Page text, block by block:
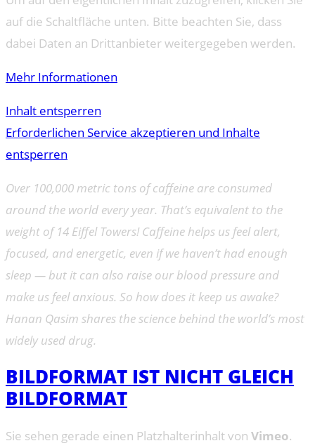
auf die Schaltfläche unten. Bitte beachten Sie, dass
dabei Daten an Drittanbieter weitergegeben werden.
Mehr Informationen
Inhalt entsperren
Erforderlichen Service akzeptieren und Inhalte
entsperren
Over 100,000 metric tons of caffeine are consumed
around the world every year. That’s equivalent to the
weight of 14 Eiffel Towers! Caffeine helps us feel alert,
focused, and energetic, even if we haven’t had enough
sleep — but it can also raise our blood pressure and
make us feel anxious. So how does it keep us awake?
Hanan Qasim shares the science behind the world’s most
widely used drug.
BILDFORMAT IST NICHT GLEICH
BILDFORMAT
Sie sehen gerade einen Platzhalterinhalt von Vimeo.